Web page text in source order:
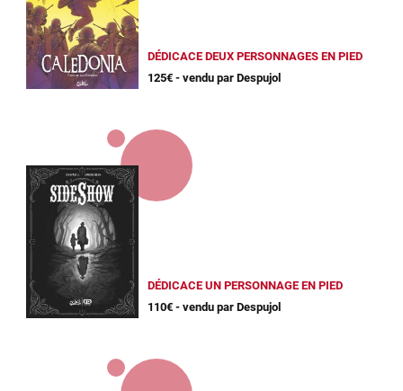
DÉDICACE DEUX PERSONNAGES EN PIED
125€ - vendu par Despujol
DÉDICACE UN PERSONNAGE EN PIED
110€ - vendu par Despujol